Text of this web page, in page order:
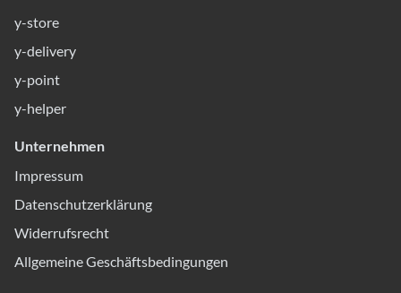
y-store
y-delivery
y-point
y-helper
Unternehmen
Impressum
Datenschutzerklärung
Widerrufsrecht
Allgemeine Geschäftsbedingungen